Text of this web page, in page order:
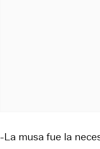
-La musa fue la